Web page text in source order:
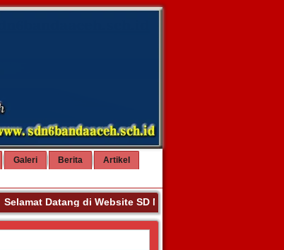
Galeri Berita
Artikel
Selamat Datang di Website SD NEGERI 6 BANDA ACEH.